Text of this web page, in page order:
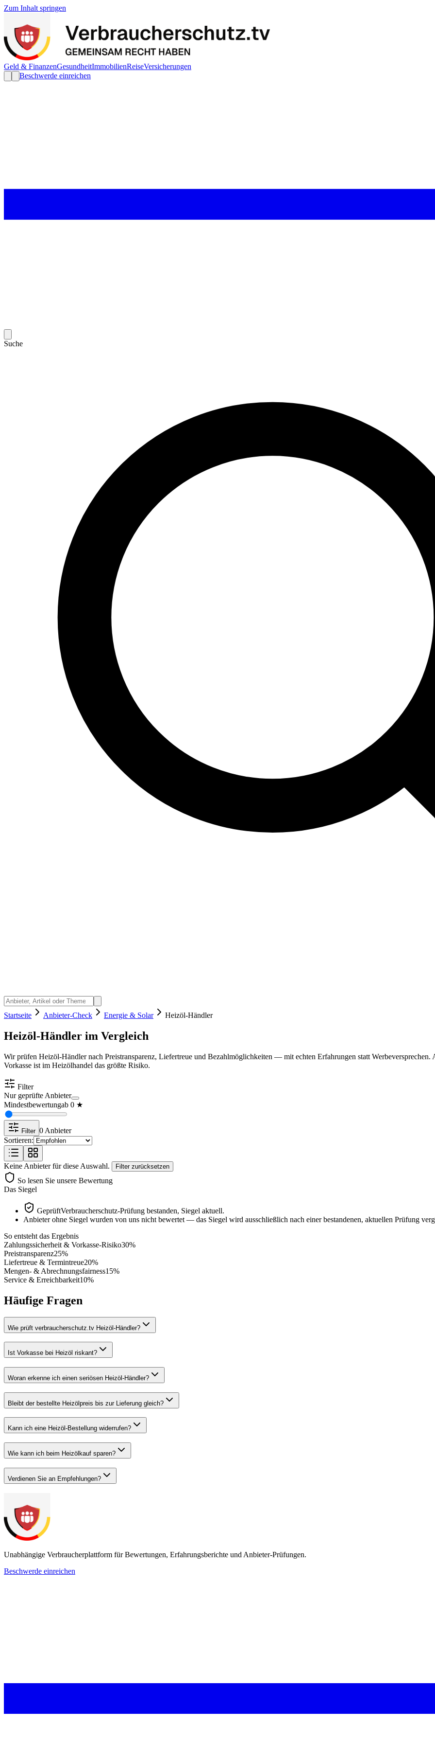
Zum Inhalt springen
Geld & FinanzenGesundheitImmobilienReiseVersicherungen
Beschwerde einreichen
Suche
Startseite Anbieter-Check Energie & Solar Heizöl-Händler
Heizöl-Händler im Vergleich
Wir prüfen Heizöl-Händler nach Preistransparenz, Liefertreue und Bezahlmöglichkeiten — mit echten Erfahrungen statt Werbeversprechen.
Vorkasse ist im Heizölhandel das größte Risiko.
Filter
Nur geprüfte Anbieter
Mindestbewertungab 0 ★
Filter 0 Anbieter
Sortieren:
Keine Anbieter für diese Auswahl. Filter zurücksetzen
So lesen Sie unsere Bewertung
Das Siegel
GeprüftVerbraucherschutz-Prüfung bestanden, Siegel aktuell.
Anbieter ohne Siegel wurden von uns nicht bewertet — das Siegel wird ausschließlich nach einer bestandenen, aktuellen Prüfung
So entsteht das Ergebnis
Zahlungssicherheit & Vorkasse-Risiko30%
Preistransparenz25%
Liefertreue & Termintreue20%
Mengen- & Abrechnungsfairness15%
Service & Erreichbarkeit10%
Häufige Fragen
Wie prüft verbraucherschutz.tv Heizöl-Händler?
Ist Vorkasse bei Heizöl riskant?
Woran erkenne ich einen seriösen Heizöl-Händler?
Bleibt der bestellte Heizölpreis bis zur Lieferung gleich?
Kann ich eine Heizöl-Bestellung widerrufen?
Wie kann ich beim Heizölkauf sparen?
Verdienen Sie an Empfehlungen?
Unabhängige Verbraucherplattform für Bewertungen, Erfahrungsberichte und Anbieter-Prüfungen.
Beschwerde einreichen